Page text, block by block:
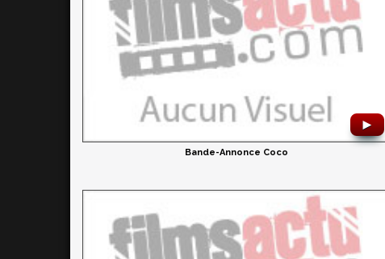
►
Bande-Annonce Coco